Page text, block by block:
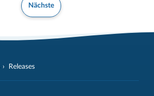
Nächste
Releases